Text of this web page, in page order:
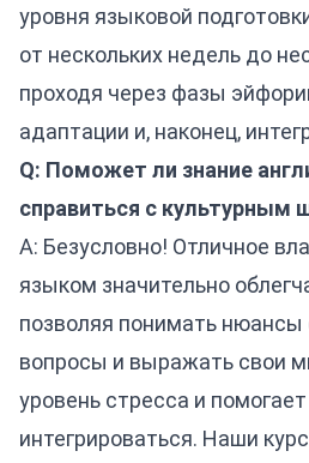
уровня языковой
от нескольких недель до
проходя через фазы
адаптации и, наконец,
Q: Поможет ли знание
справиться с культурным
A: Безусловно! Отличное
языком значительно
позволяя понимать
вопросы и выражать свои
уровень стресса и
интегрироваться. Наши